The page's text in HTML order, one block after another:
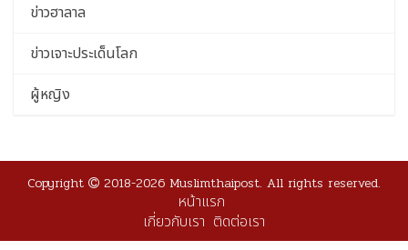
ข่าวฮาลาล
ข่าวเจาะประเด็นโลก
ผู้หญิง